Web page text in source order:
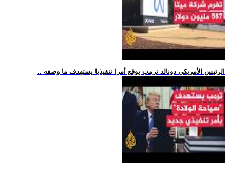
.. الرئيس الأمريكي دونالد ترمب يوقع أمرا تنفيذيا يستهدف ما وصفه